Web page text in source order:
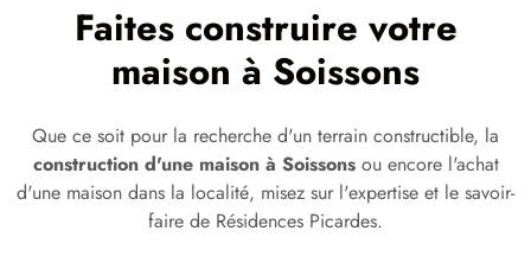
Faites construire votre
maison à Soissons
Que ce soit pour la recherche d'un terrain constructible, la
construction d'une maison à Soissonsou encore l'achat
d'une maison dans la localité, misez sur l'expertise et le savoir-
faire de Résidences Picardes.